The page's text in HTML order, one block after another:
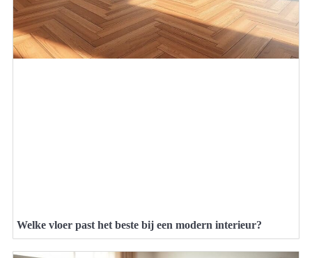
Welke vloer past het beste bij een modern interieur?